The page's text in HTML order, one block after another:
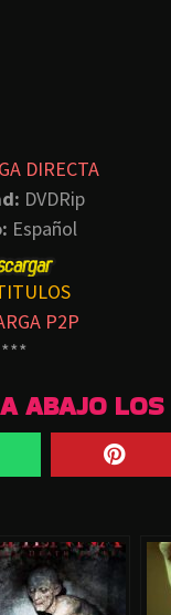
DIRECTA
DVDRip
Español
P2P
***
ABAJO